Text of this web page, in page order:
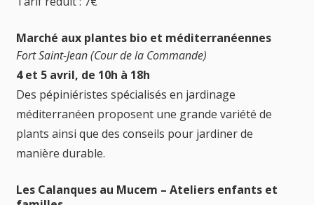
Marché aux plantes bio et méditerranéennes
Fort Saint-Jean (Cour de la Commande)
4 et 5 avril, de 10h à 18h
Des pépiniéristes spécialisés en jardinage
méditerranéen proposent une grande variété de
plants ainsi que des conseils pour jardiner de
manière durable.
Les Calanques au Mucem – Ateliers enfants et